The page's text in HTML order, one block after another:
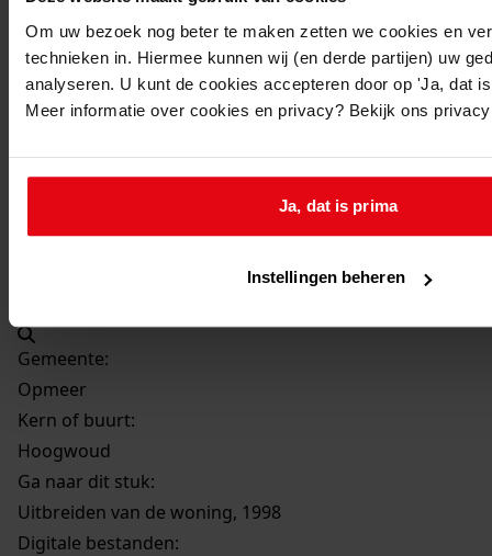
Om uw bezoek nog beter te maken zetten we cookies en
technieken in. Hiermee kunnen wij (en derde partijen) uw
analyseren. U kunt de cookies accepteren door op 'Ja, dat
Meer informatie over cookies en privacy? Bekijk ons
Ja, dat is prima
Instellingen beheren
Uitbreiden van de woning
Datum vergunning:
27-5-1998
Gemeente:
Opmeer
Kern of buurt:
Hoogwoud
Ga naar dit stuk:
Uitbreiden van de woning, 1998
Digitale bestanden: